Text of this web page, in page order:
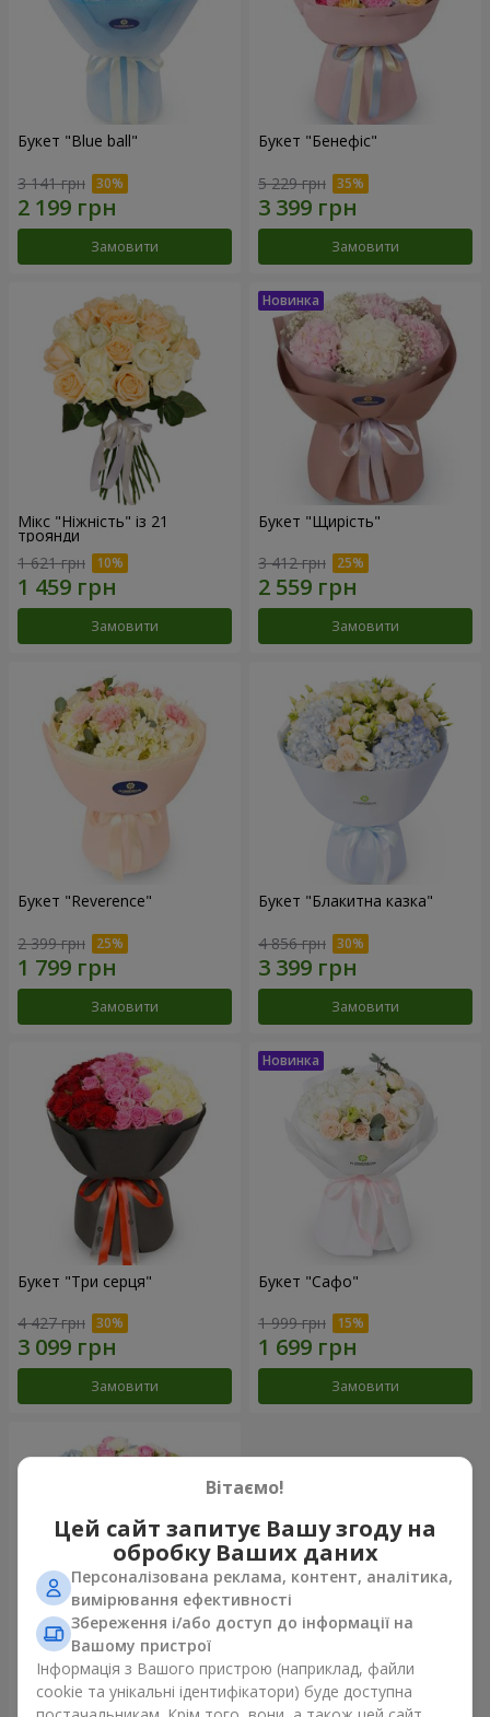
Букет "Blue ball"
3 141 грн
Замовити
Букет "Бенефіс"
5 229 грн
Замовити
Мікс "Ніжність" із 21
троянди
1 621 грн
Замовити
Букет "Щирість"
3 412 грн
Замовити
Букет "Reverence"
2 399 грн
Замовити
Букет "Блакитна казка"
4 856 грн
Замовити
Букет "Три серця"
4 427 грн
Замовити
Букет "Сафо"
1 999 грн
Замовити
Букет "Tarnis"
5 691 грн
Вітаємо!
Цей сайт запитує Вашу згоду на
обробку Ваших даних
Персоналізована реклама, контент, аналітика,
вимірювання ефективності
Збереження і/або доступ до інформації на
Вашому пристрої
Інформація з Вашого пристрою (наприклад, файли
cookie та унікальні ідентифікатори) буде доступна